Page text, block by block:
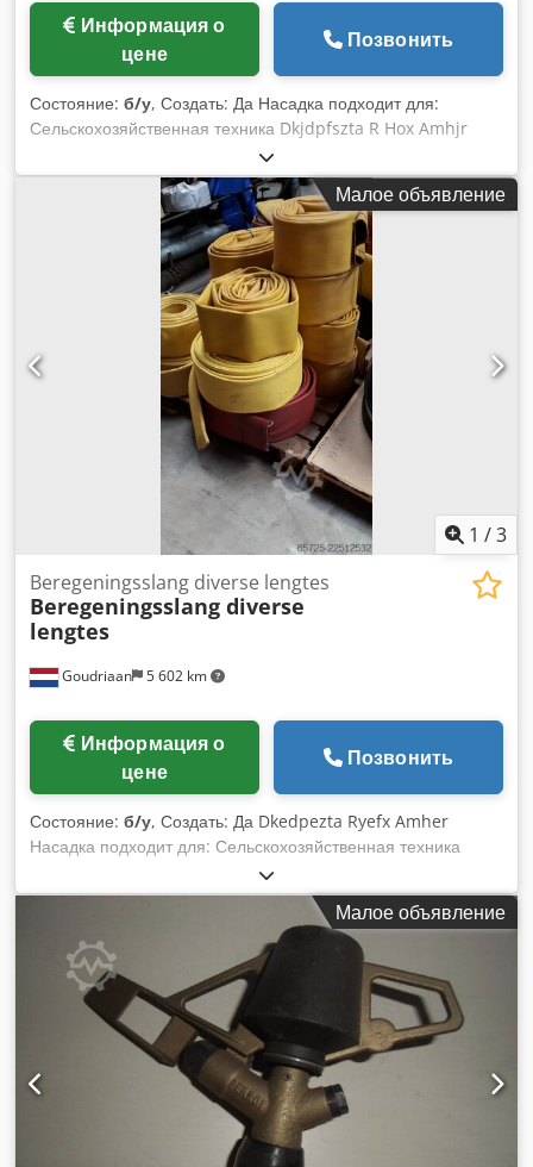
цене
Позвонить
Состояние: б/у, Создать: Да Насадка подходит для:
Сельскохозяйственная техника Dkjdpfszta R Hox Amhjr
Малое объявление
1 /3
Goudriaan 5 602 km
Beregeningsslang diverse lengtes
Beregeningsslang diverse
lengtes
цене
Позвонить
Состояние: б/у, Создать: Да Dkedpezta Ryefx Amher
Насадка подходит для: Сельскохозяйственная техника
Малое объявление